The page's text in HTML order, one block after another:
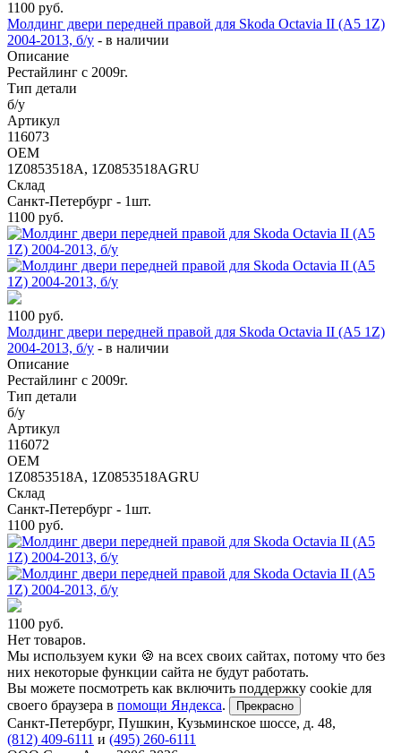
1100 руб.
Молдинг двери передней правой для Skoda Octavia II (A5 1Z)
2004-2013, б/у - в наличии
Описание
Рестайлинг с 2009г.
Тип детали
б/у
Артикул
116073
OEM
1Z0853518A, 1Z0853518AGRU
Склад
Санкт-Петербург - 1шт.
1100 руб.
1100 руб.
Молдинг двери передней правой для Skoda Octavia II (A5 1Z)
2004-2013, б/у - в наличии
Описание
Рестайлинг с 2009г.
Тип детали
б/у
Артикул
116072
OEM
1Z0853518A, 1Z0853518AGRU
Склад
Санкт-Петербург - 1шт.
1100 руб.
1100 руб.
Нет товаров.
Мы используем куки 🍪 на всех своих сайтах, потому что без
них некоторые функции сайта не будут работать.
Вы можете посмотреть как включить поддержку cookie для
своего браузера в помощи Яндекса. Прекрасно
Санкт-Петербург, Пушкин, Кузьминское шоссе, д. 48,
(812) 409-6111 и (495) 260-6111